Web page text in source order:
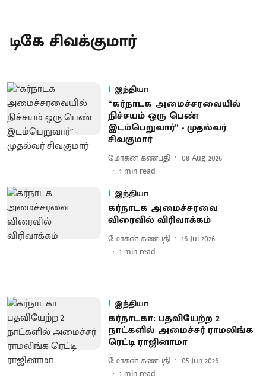
டிகே சிவக்குமார்
இந்தியா
“கர்நாடக அமைச்சரவையில்
நிச்சயம் ஒரு பெண்
இடம்பெறுவார்” - முதல்வர்
சிவகுமார்
மோகன் கணபதி
08 Aug 2026
1 min read
இந்தியா
கர்நாடக அமைச்சரவை
விரைவில் விரிவாக்கம்
மோகன் கணபதி
16 Jul 2026
1 min read
இந்தியா
கர்நாடகா: பதவியேற்ற 2
நாட்களில் அமைச்சர் ராமலிங்க
ரெட்டி ராஜினாமா
மோகன் கணபதி
05 Jun 2026
1 min read